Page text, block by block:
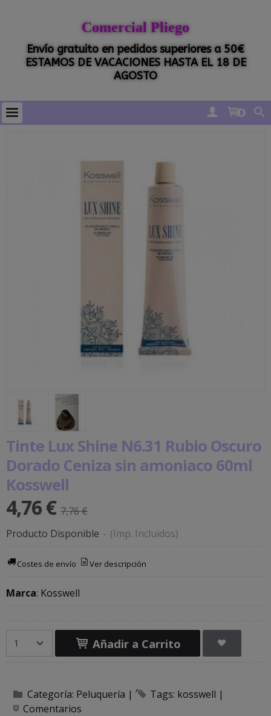
Comercial Pliego
Envío gratuito en pedidos superiores a 50€
ESTAMOS DE VACACIONES HASTA EL 18 DE
AGOSTO
0
Tinte Lux Shine N6.31 Rubio Oscuro
Dorado Ceniza sin amoniaco 60ml
Kosswell
4,76 € 7,76 €
Producto Disponible - (Imp. Incluidos)
Costes de envío Ver descripción
Marca: Kosswell
Añadir a Carrito
Categoría: Peluquería | Tags: kosswell |
Comentarios